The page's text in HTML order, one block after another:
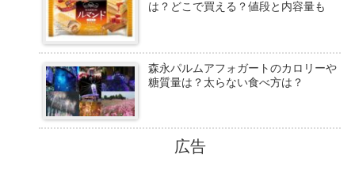
は？どこで買える？値段と内容量も
森永パルムアフォガートのカロリーや
糖質量は？太らない食べ方は？
広告